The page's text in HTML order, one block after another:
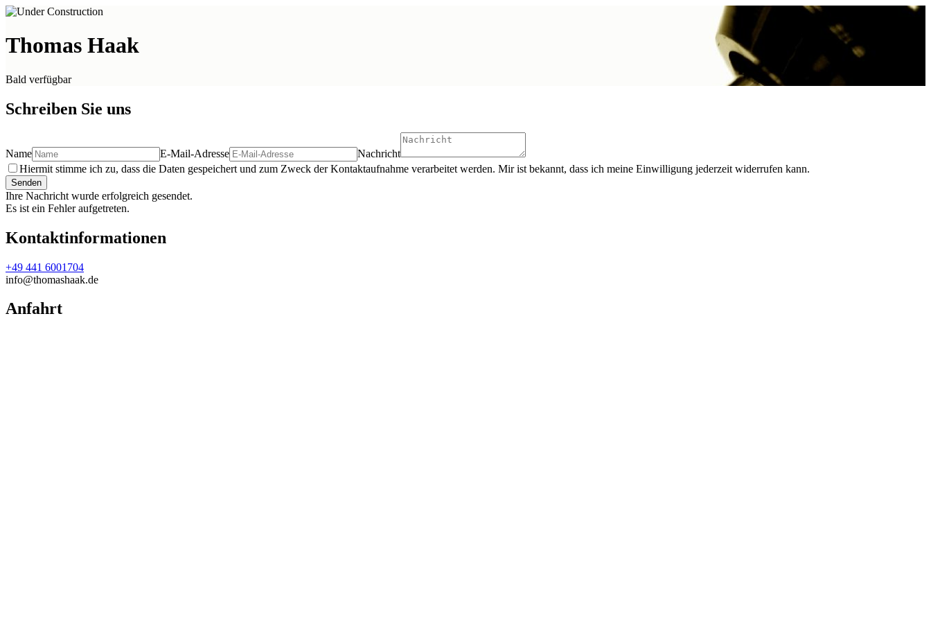
Thomas Haak
Bald verfügbar
Schreiben Sie uns
Name E-Mail-Adresse
Nachricht
Hiermit stimme ich zu, dass die Daten gespeichert und zum Zweck der Kontaktaufnahme verarbeitet werden. Mir ist bekannt, dass ich meine Einwilligung jederzeit widerrufen kann.
Senden
Ihre Nachricht wurde erfolgreich gesendet.
Es ist ein Fehler aufgetreten.
Kontaktinformationen
+49 441 6001704
info@thomashaak.de
Anfahrt